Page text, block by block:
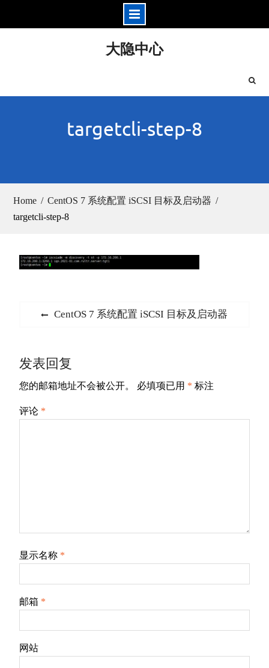
大隐中心
targetcli-step-8
Home
CentOS 7 系统配置 iSCSI 目标及启动器
targetcli-step-8
航
Previous
CentOS 7 系统配置 iSCSI 目标及启动器
发表回复
您的邮箱地址不会被公开。 必填项已用 * 标注
评论 *
显示名称 *
邮箱 *
网站